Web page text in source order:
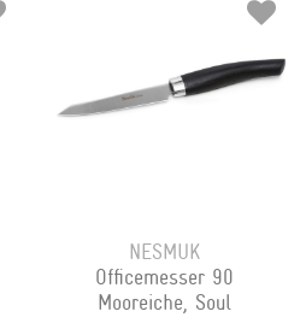
NESMUK
Officemesser 90
Mooreiche, Soul